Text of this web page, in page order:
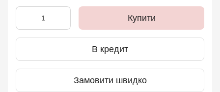
Купити
В кредит
Замовити швидко